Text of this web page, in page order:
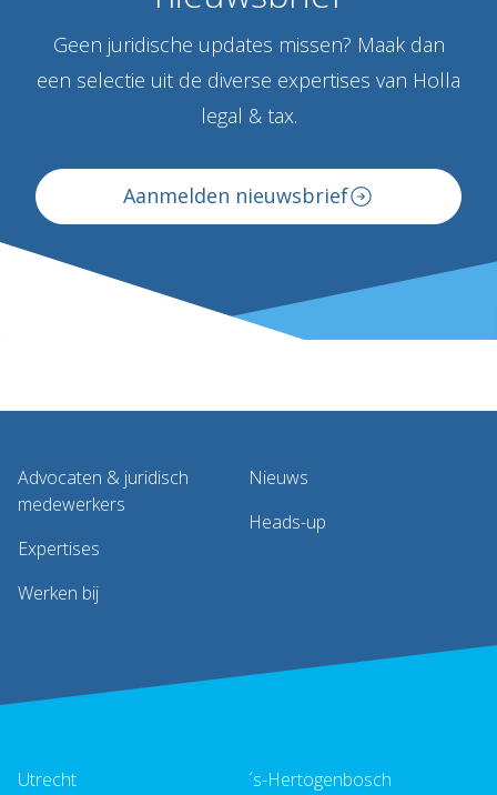
Geen juridische updates missen? Maak dan
een selectie uit de diverse expertises van Holla
legal & tax.
Aanmelden nieuwsbrief
Advocaten & juridisch
medewerkers
Expertises
Werken bij
Nieuws
Heads-up
Utrecht ´s-Hertogenbosch